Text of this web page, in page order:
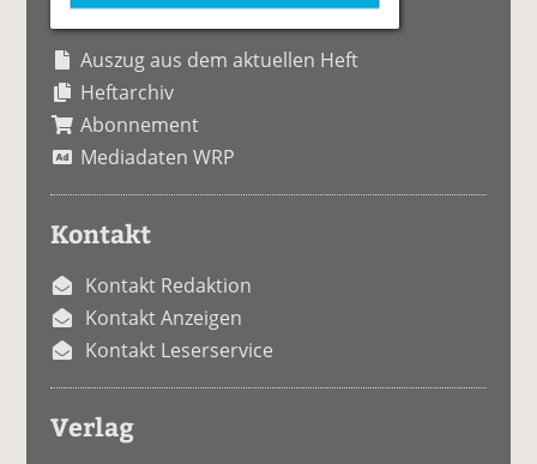
Auszug aus dem aktuellen Heft
Heftarchiv
Abonnement
Mediadaten WRP
Kontakt
Kontakt Redaktion
Kontakt Anzeigen
Kontakt Leserservice
Verlag